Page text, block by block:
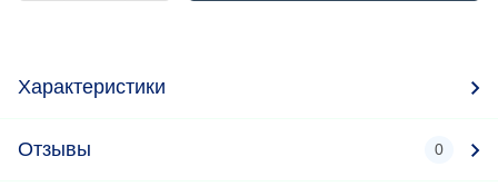
Характеристики
Отзывы 0